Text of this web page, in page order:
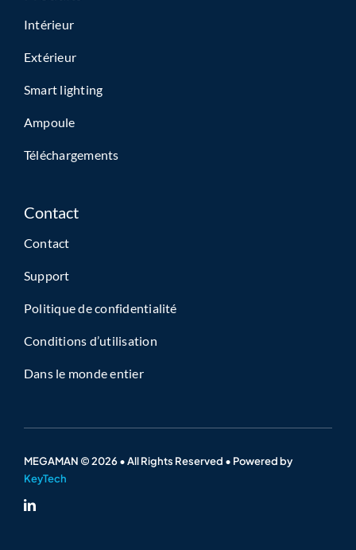
Intérieur
Extérieur
Smart lighting
Ampoule
Téléchargements
Contact
Contact
Support
Politique de confidentialité
Conditions d’utilisation
Dans le monde entier
MEGAMAN © 2026 • All Rights Reserved • Powered by
KeyTech